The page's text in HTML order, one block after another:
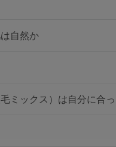
自然か
ミックス）は自分に合